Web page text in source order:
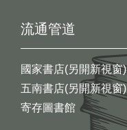
流通管道
國家書店(另開新視窗)
五南書店(另開新視窗)
寄存圖書館